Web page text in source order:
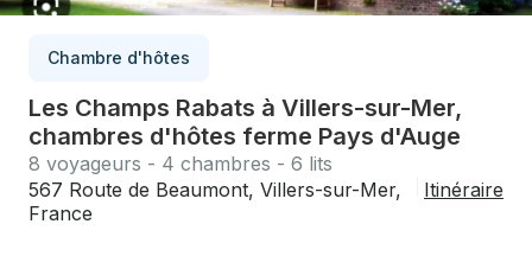
Chambre d'hôtes
Les Champs Rabats à Villers-sur-Mer,
chambres d'hôtes ferme Pays d'Auge
8 voyageurs - 4 chambres - 6 lits
567 Route de Beaumont, Villers-sur-Mer,
France
Itinéraire